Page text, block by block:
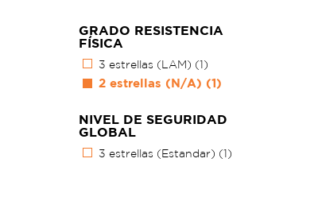
GRADO RESISTENCIA
FÍSICA
3 estrellas (LAM) (1)
2 estrellas (N/A) (1)
NIVEL DE SEGURIDAD
GLOBAL
3 estrellas (Estandar) (1)